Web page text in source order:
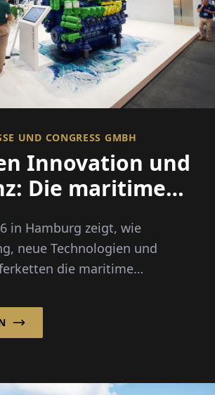
UND CONGRESS GMBH
Innovation und
Die maritime
neu
in Hamburg zeigt, wie
neue Technologien und
die maritime